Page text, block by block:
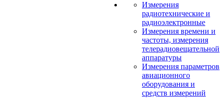
Измерения
радиотехнические и
радиоэлектронные
Измерения времени и
частоты, измерения
телерадиовещательной
аппаратуры
Измерения параметров
авиационного
оборудования и
средств измерений